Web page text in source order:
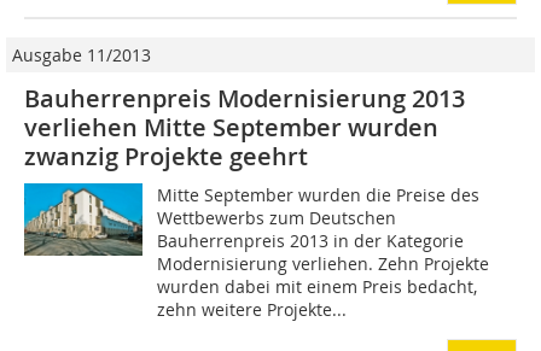
Ausgabe 11/2013
Bauherrenpreis Modernisierung 2013
verliehen Mitte September wurden
zwanzig Projekte geehrt
Mitte September wurden die Preise des
Wettbewerbs zum Deutschen
Bauherrenpreis 2013 in der Kategorie
Modernisierung verliehen. Zehn Projekte
wurden dabei mit einem Preis bedacht,
zehn weitere Projekte...